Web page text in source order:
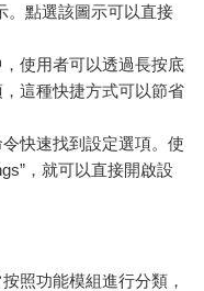
。點選該圖示可以直接
，使用者可以透過長按底
這種快捷方式可以節省
快速找到設定選項。使
，就可以直接開啟設
照功能模組進行分類，